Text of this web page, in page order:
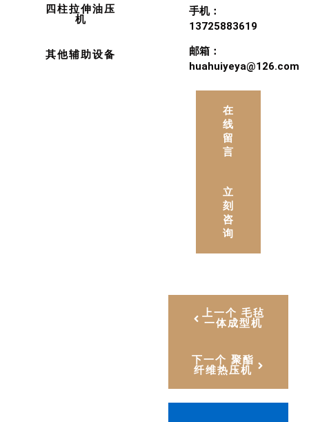
四柱拉伸油压
机
其他辅助设备
手机：
13725883619
邮箱：
huahuiyeya@126.com
在
线
留
言
立
刻
咨
询
上一个 毛毡
一体成型机
下一个 聚酯
纤维热压机